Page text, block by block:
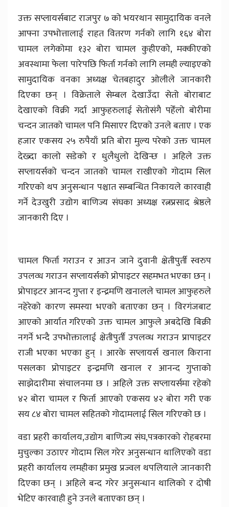
उक्त सप्लायर्सबाट राजपुर ७ को भयरथान सामुदायिक वनले
आफ्ना उपभोत्तालाई राहत वितरण गर्नको लागि १६४ बोरा
चामल लगेकोमा १३२ बोरा चामल कुहीएको, मक्कीएको
अवस्थामा फेला पारेपछि फिर्ता गर्नको लागि लमही ल्याइएको
सामुदायिक वनका अध्यक्ष चेतबहादुर ओलीले जानकारी
दिएका छन् । विक्रेताले सेम्बल देखाउँदा सेतो बोराबाट
देखाएको विक्री गर्दा आफुहरुलाई सेतोसंगै पहेँलो बोरीमा
चन्दन जातको चामल पनि मिसाएर दिएको उनले बताए । एक
हजार एकसय २५ रुपैयाँ प्रति बोरा मुल्य परेको उक्त चामल
देख्दा कालो सडेको र धुलैधुलो देखिन्छ । अहिले उक्त
सप्लायर्सको चन्दन जातको चामल राखीएको गोदाम सिल
गरिएको थप अनुसन्धान पश्चात सम्बन्धित निकायले कारवाही
गर्ने देउखुरी उद्योग बाणिज्य संघका अध्यक्ष रत्नप्रसाद श्रेष्ठले
जानकारी दिए ।
चामल फिर्ता गराउन र आउन जाने दुवानी क्षेतीपुर्ती स्वरुप
उपलव्ध गराउन सप्लायर्सको प्रोपाइटर सहमभत भएका छन् ।
प्रोपाइटर आनन्द गुप्ता र इन्द्रमणि खनालले चामल आफुहरुले
नहेरेको कारण समस्या भएको बताएका छन् । विरगंजबाट
आएको आर्यात गरिएको उक्त चामल आफुले अबदेखि बिक्री
नगर्ने भन्दै उपभोक्तालाई क्षेतीपुर्ती उपलव्ध गराउन प्रापाइटर
राजी भएका भएका हुन् । आरके सप्लायर्स खनाल किराना
पसलका प्रोपाइटर इन्द्रमणि खनाल र आनन्द गुप्ताको
साझेदारीमा संचालनमा छ । अहिले उक्त सप्लायर्समा रहेको
४२ बोरा चामल र फिर्ता आएको एकसय ४२ बोरा गरी एक
सय ८४ बोरा चामल सहितको गोदामलाई सिल गरिएको छ ।
वडा प्रहरी कार्यालय,उद्योग बाणिज्य संघ,पत्रकारको रोहबरमा
मुचुल्का उठाएर गोदाम सिल गरेर अनुसन्धान थालिएको वडा
प्रहरी कार्यालय लमहीका प्रमुख प्रज्वल थपलियाले जानकारी
दिएका छन् । अहिले बन्द गरेर अनुसन्धान थालिको र दोषी
भेटिए कारवाही हुने उनले बताएका छन् ।